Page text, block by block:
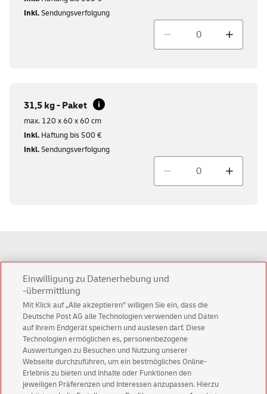
Inkl.Sendungsverfolgung
31,5 kg - Paket
max. 120 x 60 x 60 cm
Inkl. Haftung bis 500 €
Inkl.Sendungsverfolgung
Ersparnis
Gesamtsumme
in den Warenkorb
Alle Preise sind Endpreise. Das Porto für Päckchen und Pakete bis 20 kg
Einwilligung zu Datenerhebung und
-übermittlung
Mit Klick auf „Alle akzeptieren” willigen Sie ein, dass die
Deutsche Post AG alle Technologien verwenden und Daten
auf Ihrem Endgerät speichern und auslesen darf. Diese
Technologien ermöglichen es, personenbezogene
Auswertungen zu Besuchen und Nutzung unserer
Webseite durchzuführen, um ein bestmögliches Online-
Erlebnis zu bieten und Inhalte oder Funktionen den
jeweiligen Präferenzen und Interessen anzupassen. Hierzu